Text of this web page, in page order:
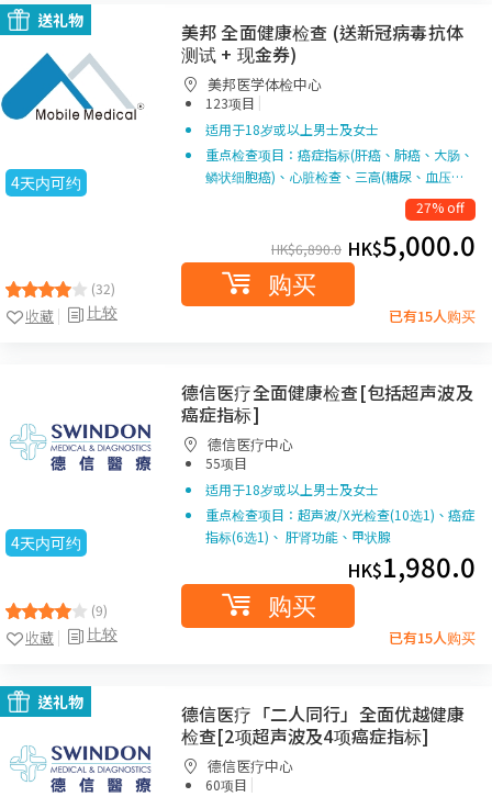
送礼物
4天内可约
(32)
比较
收藏
美邦 全面健康检查 (送新冠病毒抗体
测试 + 现金券)
美邦医学体检中心
123项目 |
适用于18岁或以上男士及女士
重点检查项目：癌症指标(肝癌、肺癌、大肠、
鳞状细胞癌)、心脏检查、三高(糖尿、血压…
27% off
HK$6,890.0 HK$5,000.0
购买
已有15人购买
4天内可约
(9)
比较
收藏
德信医疗全面健康检查[包括超声波及
癌症指标]
德信医疗中心
55项目
适用于18岁或以上男士及女士
重点检查项目：超声波/X光检查(10选1)、癌症
指标(6选1)、 肝肾功能、甲状腺
HK$1,980.0
购买
已有15人购买
送礼物
德信医疗「二人同行」全面优越健康
检查[2项超声波及4项癌症指标]
德信医疗中心
60项目 |